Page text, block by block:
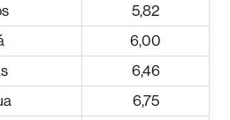
5,82
6,00
6,46
6,75